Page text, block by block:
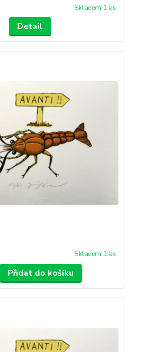
Skladem 1 ks
Detail
Skladem 1 ks
Přidat do košíku